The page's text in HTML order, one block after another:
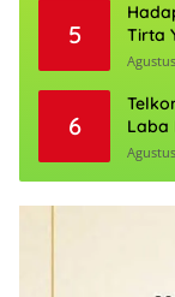
5
Tirta
6
Laba
Triliun